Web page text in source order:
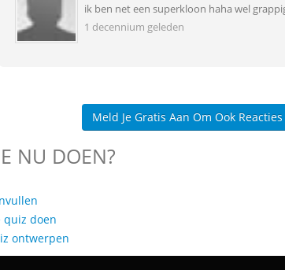
ik ben net een superkloon haha wel
1 decennium geleden
Meld Je Gratis Aan Om Ook
NU DOEN?
quiz doen
ontwerpen